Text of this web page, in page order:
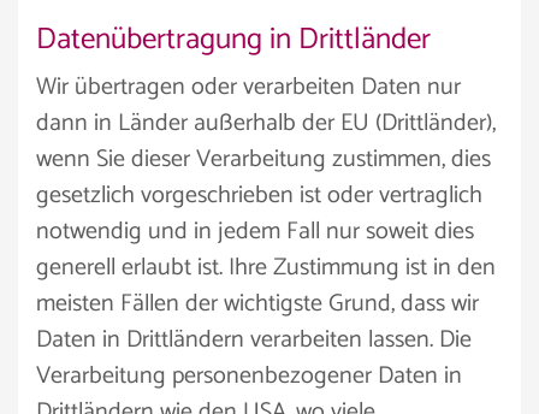
Datenübertragung in Drittländer
Wir übertragen oder verarbeiten Daten nur
dann in Länder außerhalb der EU (Drittländer),
wenn Sie dieser Verarbeitung zustimmen, dies
gesetzlich vorgeschrieben ist oder vertraglich
notwendig und in jedem Fall nur soweit dies
generell erlaubt ist. Ihre Zustimmung ist in den
meisten Fällen der wichtigste Grund, dass wir
Daten in Drittländern verarbeiten lassen. Die
Verarbeitung personenbezogener Daten in